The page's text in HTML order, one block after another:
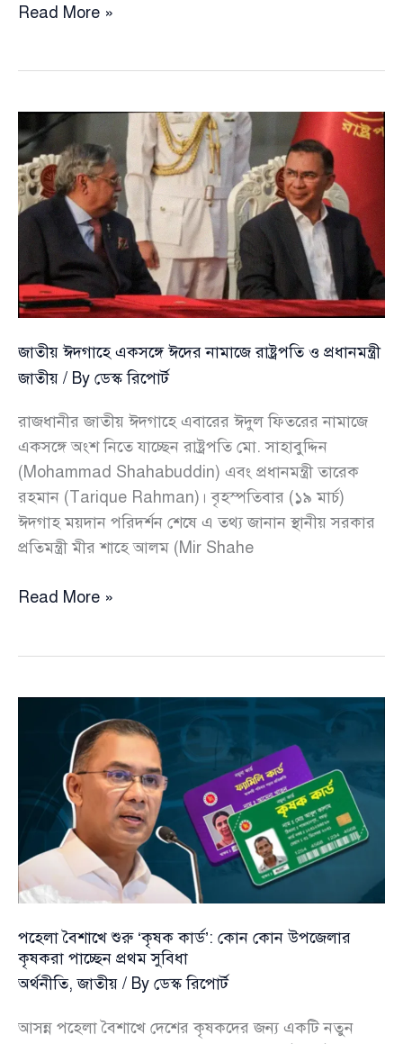
শিবগঞ্জ
পদ
ছাড়লেন
প্রতিমন্ত্রী
মীর
শাহে
আলম
Read More »
জাতীয় ঈদগাহে একসঙ্গে ঈদের নামাজে রাষ্ট্রপতি ও প্রধানমন্ত্রী
জাতীয় / By ডেস্ক রিপোর্ট
রাজধানীর জাতীয় ঈদগাহে এবারের ঈদুল ফিতরের নামাজে
একসঙ্গে অংশ নিতে যাচ্ছেন রাষ্ট্রপতি মো. সাহাবুদ্দিন
(Mohammad Shahabuddin) এবং প্রধানমন্ত্রী তারেক
রহমান (Tarique Rahman)। বৃহস্পতিবার (১৯ মার্চ)
ঈদগাহ ময়দান পরিদর্শন শেষে এ তথ্য জানান স্থানীয় সরকার
প্রতিমন্ত্রী মীর শাহে আলম (Mir Shahe
জাতীয়
নামাজে
প্রধানমন্ত্রী
Read More »
পহেলা বৈশাখে শুরু ‘কৃষক কার্ড’: কোন কোন উপজেলার
কৃষকরা পাচ্ছেন প্রথম সুবিধা
অর্থনীতি,জাতীয় / By ডেস্ক রিপোর্ট
আসন্ন পহেলা বৈশাখে দেশের কৃষকদের জন্য একটি নতুন